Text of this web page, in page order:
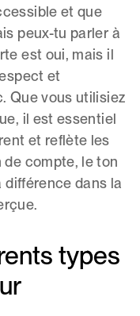
et que
peux-tu parler à
est oui, mais il
et
Que vous utilisiez
il est essentiel
et reflète les
de compte, le ton
dans la
types